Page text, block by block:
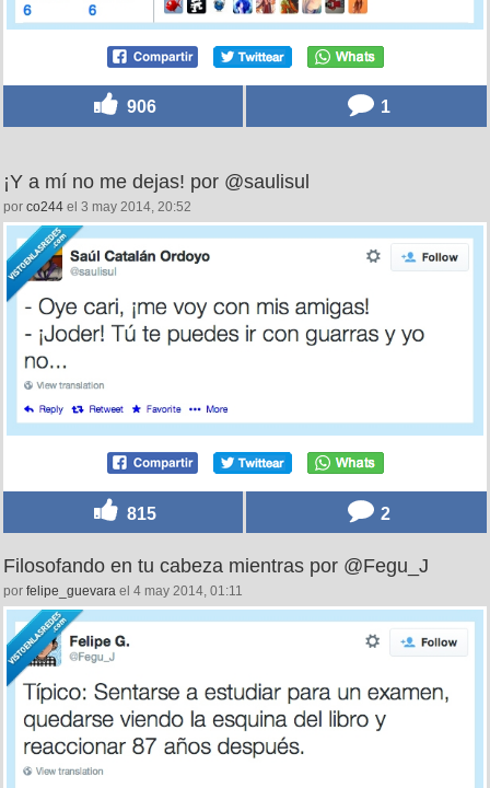
906 1
¡Y a mí no me dejas! por @saulisul
por co244 el 3 may 2014, 20:52
815 2
Filosofando en tu cabeza mientras por @Fegu_J
por felipe_guevara el 4 may 2014, 01:11